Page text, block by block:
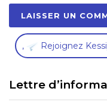
, Rejoignez
Lettre